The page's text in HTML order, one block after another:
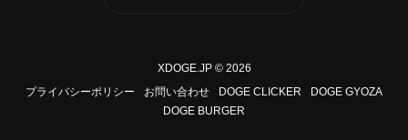
XDOGE.JP © 2026
プライバシーポリシー
お問い合わせ DOGE CLICKER
DOGE GYOZA
DOGE BURGER